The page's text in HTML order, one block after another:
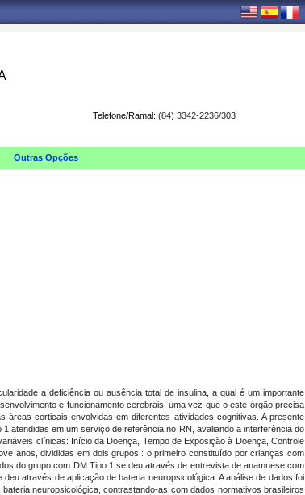
Telefone/Ramal: (84) 3342-2236/303
Outras Opções
a deficiência ou ausência total de insulina, a qual é um importante
e funcionamento cerebrais, uma vez que o este órgão precisa
corticais envolvidas em diferentes atividades cognitivas. A presente
atendidas em um serviço de referência no RN, avaliando a interferência do
clínicas: Início da Doença, Tempo de Exposição à Doença, Controle
anos, divididas em dois grupos,: o primeiro constituído por crianças com
do grupo com DM Tipo 1 se deu através de entrevista de anamnese com
através de aplicação de bateria neuropsicológica. A análise de dados foi
neuropsicológica, contrastando-as com dados normativos brasileiros